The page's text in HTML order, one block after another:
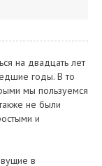
на двадцать лет
годы. В то
мы пользуемся
не были
и
в